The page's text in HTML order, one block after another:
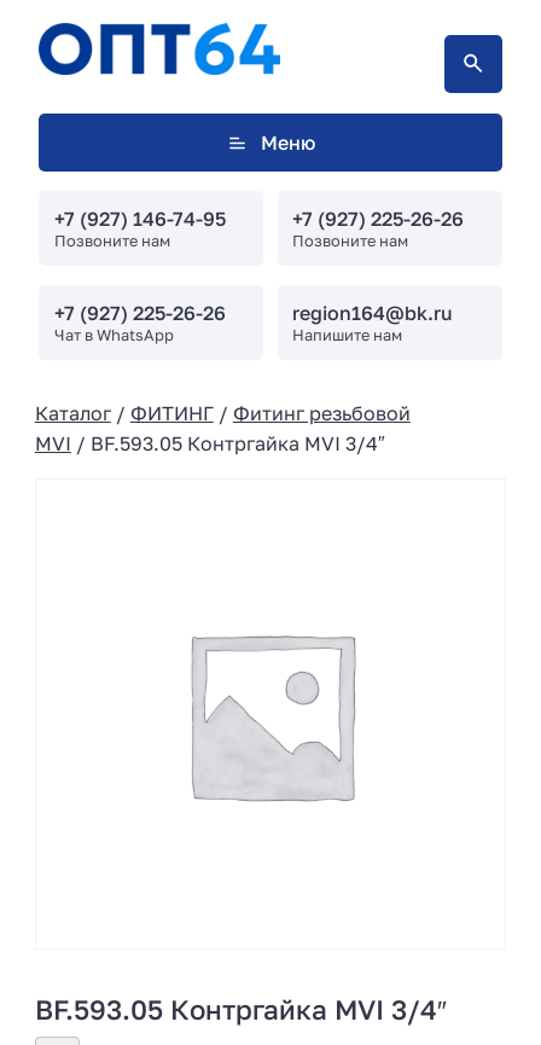
Меню
+7 (927) 146-74-95
Позвоните нам
+7 (927) 225-26-26
Позвоните нам
+7 (927) 225-26-26
Чат в WhatsApp
region164@bk.ru
Напишите нам
Каталог/ ФИТИНГ/ Фитинг резьбовой
MVI / BF.593.05 Контргайка MVI 3/4″
BF.593.05 Контргайка MVI 3/4″